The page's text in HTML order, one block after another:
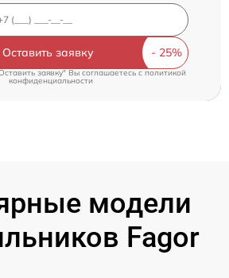
Оставить заявку
заявку" Вы соглашаетесь cполитикой
конфиденциальности
модели
Fagor